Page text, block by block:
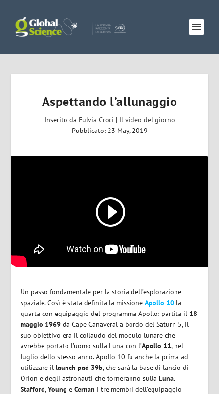
Aspettando l’allunaggio
Inserito da Fulvia Croci | Il video del giorno
Pubblicato: 23 May, 2019
Un passo fondamentale per la storia dell’esplorazione
spaziale. Così è stata definita la missioneApollo 10 la
quarta con equipaggio del programma Apollo: partita il 18
maggio 1969 da Cape Canaveral a bordo del Saturn 5, il
suo obiettivo era il collaudo del modulo lunare che
avrebbe portato l’uomo sulla Luna con l’Apollo 11, nel
luglio dello stesso anno. Apollo 10 fu anche la prima ad
utilizzare illaunch pad 39b, che sarà la base di lancio di
Orion e degli astronauti che torneranno sulla Luna.
Stafford,Young eCernan i tre membri dell’equipaggio